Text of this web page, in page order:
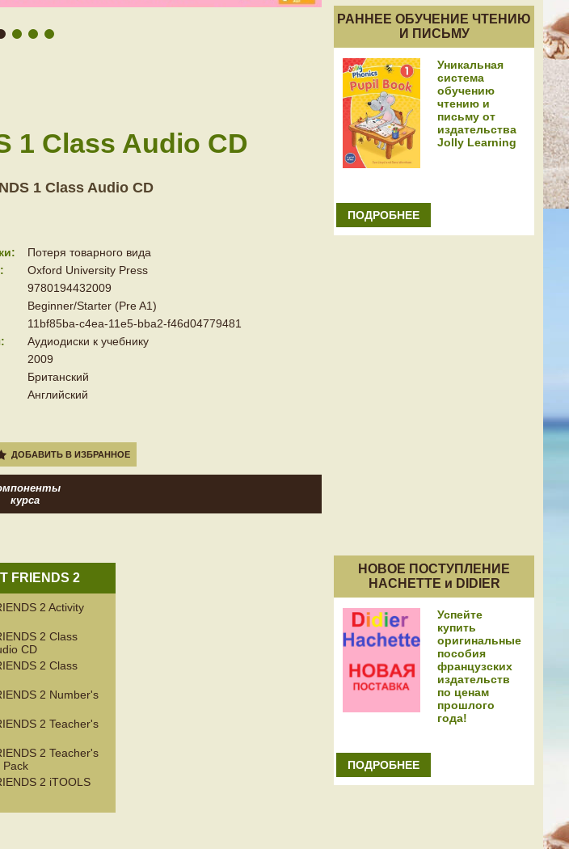
1 Class Audio CD
1 Class Audio CD
Потеря товарного вида
Oxford University Press
9780194432009
Beginner/Starter (Pre A1)
11bf85ba-c4ea-11e5-bba2-f46d04779481
Аудиодиски к учебнику
2009
Британский
Английский
ДОБАВИТЬ В ИЗБРАННОЕ
курса
FRIENDS 2
2 Activity
2 Class
CD
2 Class
2 Number's
2 Teacher's
2 Teacher's
Pack
2 iTOOLS
РАННЕЕ ОБУЧЕНИЕ ЧТЕНИЮ
И ПИСЬМУ
Уникальная
система
обучению
чтению и
письму от
издательства
Jolly Learning
ПОДРОБНЕЕ
НОВОЕ ПОСТУПЛЕНИЕ
HACHETTE и DIDIER
Успейте
купить
оригинальные
пособия
французских
издательств
по ценам
прошлого
года!
ПОДРОБНЕЕ